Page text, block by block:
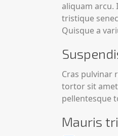
aliquam arcu.
tristique
Quisque a
Cras pulvinar
tortor sit amet
pellentesque
Mauris